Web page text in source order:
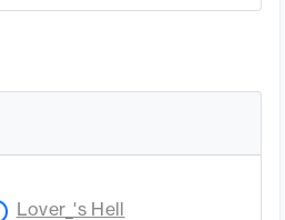
Lover_'s Hell